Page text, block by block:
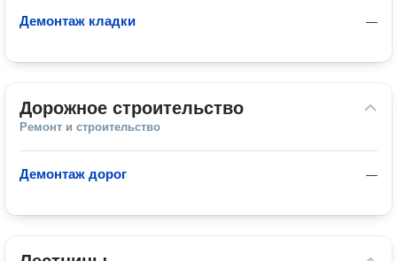
—
Демонтаж кладки
Дорожное строительство
Ремонт и строительство
—
Демонтаж дорог